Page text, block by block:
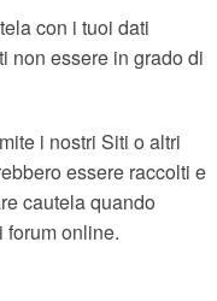
con i tuoi dati
non essere in grado di
i nostri Siti o altri
essere raccolti e
cautela quando
forum online.